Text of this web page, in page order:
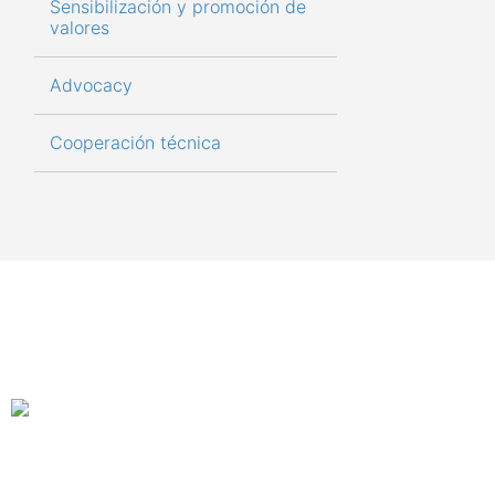
Sensibilización y promoción de
valores
Advocacy
Cooperación técnica